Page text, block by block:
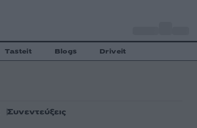
Tasteit Blogs Driveit
Συνεντεύξεις